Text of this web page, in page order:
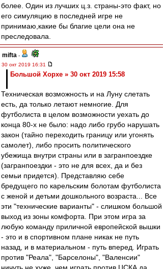
более. Один из лучших ц.з. страны-это факт, но
его симуляцию в последней игре не
принимаю,какие бы благие цели она не
преследовала.
mifta -
30 окт 2019 16:31
Большой Хорхе » 30 окт 2019 15:58
Техническая возможность и на Луну слетать
есть, да только летают немногие. Для
футболиста в целом возможности уехать до
конца 80-х не было: надо либо грубо нарушать
закон (тайно переходить границу или угонять
самолет), либо просить политического
убежища внутри страны или в загранпоездке
(загранпоездки - это не для всех, да и без
семьи придется). Представляю себе
бредущего по карельским болотам футболиста
с женой и детьми дошкольного возраста... Все
эти "технические варианты" - слишком большой
выход из зоны комфорта. При этом игра за
любую команду приличной европейской вышки
- это и в спортивном плане никак не путь
назад, и в материальном - путь вперед. Играть
против "Реала", "Барселоны", "Валенсии"